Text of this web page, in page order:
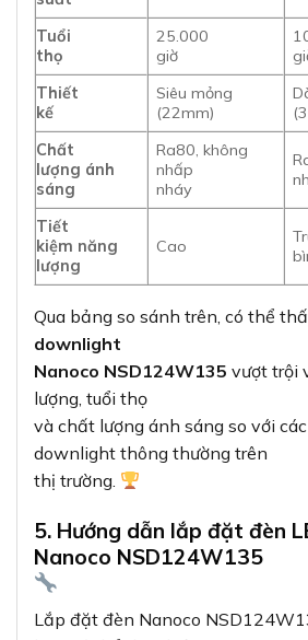
Tuổi
thọ
25.000
giờ
Thiết
kế
Siêu mỏng
(22mm)
Chất
lượng ánh
sáng
Ra80, không
nhấp
nháy
Tiết
kiệm năng
lượng
Cao
Qua bảng so sánh trên, có thể
downlight
Nanoco NSD124W135 vượt trội
lượng, tuổi thọ
và chất lượng ánh sáng so với
downlight thông thường trên
thị trường.
5. Hướng dẫn lắp đặt đèn
Nanoco NSD124W135
Lắp đặt đèn Nanoco